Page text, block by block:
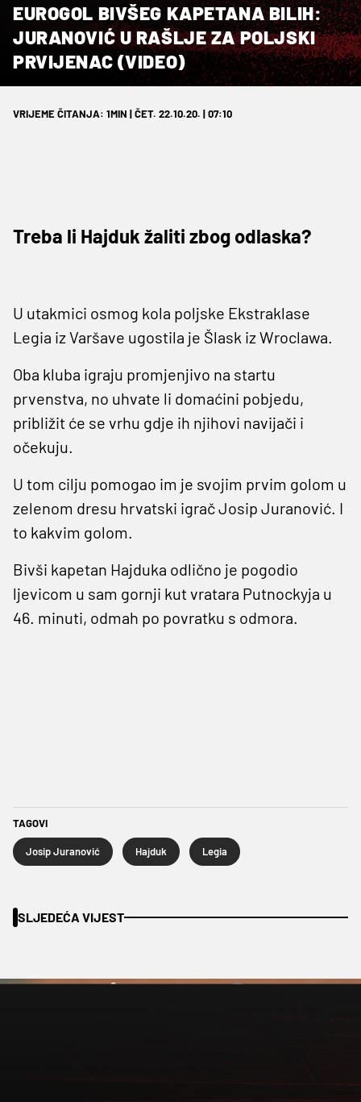
EUROGOL BIVŠEG KAPETANA BILIH:
JURANOVIĆ U RAŠLJE ZA POLJSKI
PRVIJENAC (VIDEO)
VRIJEME ČITANJA: 1MIN | ČET. 22.10.20. | 07:10
Treba li Hajduk žaliti zbog odlaska?
U utakmici osmog kola poljske Ekstraklase
Legia iz Varšave ugostila je Šlask iz Wroclawa.
Oba kluba igraju promjenjivo na startu
prvenstva, no uhvate li domaćini pobjedu,
približit će se vrhu gdje ih njihovi navijači i
očekuju.
U tom cilju pomogao im je svojim prvim golom u
zelenom dresu hrvatski igrač Josip Juranović. I
to kakvim golom.
Bivši kapetan Hajduka odlično je pogodio
ljevicom u sam gornji kut vratara Putnockyja u
46. minuti, odmah po povratku s odmora.
TAGOVI
Josip Juranović Hajduk Legia
SLJEDEĆA VIJEST